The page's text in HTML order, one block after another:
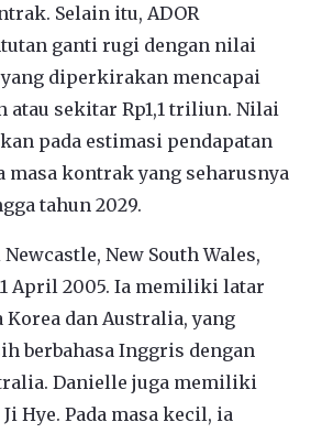
Selain itu, ADOR
ganti rugi dengan nilai
diperkirakan mencapai
sekitar Rp1,1 triliun. Nilai
pada estimasi pendapatan
masa kontrak yang seharusnya
tahun 2029.
New South Wales,
April 2005. Ia memiliki latar
Korea dan Australia, yang
berbahasa Inggris dengan
Danielle juga memiliki
Hye. Pada masa kecil, ia